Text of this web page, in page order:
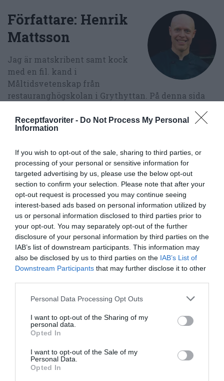
Receptfavoriter - Do Not Process My Personal
Information
If you wish to opt-out of the sale, sharing to third parties, or
processing of your personal or sensitive information for
targeted advertising by us, please use the below opt-out
section to confirm your selection. Please note that after your
opt-out request is processed you may continue seeing
interest-based ads based on personal information utilized by
us or personal information disclosed to third parties prior to
your opt-out. You may separately opt-out of the further
disclosure of your personal information by third parties on the
IAB’s list of downstream participants. This information may
also be disclosed by us to third parties on the IAB’s List of
Downstream Participants that may further disclose it to other
Personal Data Processing Opt Outs
I want to opt-out of the Sharing of my
personal data.
Opted In
I want to opt-out of the Sale of my
Personal Data.
Opted In
Författare: Henrik
Mattsson
Jag är matskribent samt kock
med en fil. kand i
Måltidsvetenskap från
restauranghögskolan i Grythyttan. På denna sida
smaker - noviser som hemmakockar. Alla recept
har jag provlagat, skrivit och fotat så att du ska
om mig.
Tillbehör och liknande:
Oxfilé med kantarellsås och potatistimbal
RECEPT